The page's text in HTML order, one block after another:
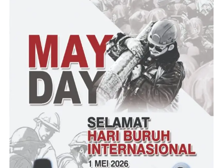
yakni 73.212.875 juta rupiah.
Hadir dalam rapat musyawarah tersebut adalah BPD desa
Plawad Suwadi, SH, ketua LKM desa Plawad, para RT dan RW
lingkungan TCP
Tehnis donasi atau menghimpun dana swadaya tersebut adalah
dengan menyampaikan surat edaran hasil rapat pada malam
dengan melibatkan para pengurus lingkungan TCP.
” Inshaa Allah saya optimis dan estimasi anggaran tersebut bisa
tercapai”. Ujarnya.